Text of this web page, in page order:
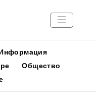
Общество